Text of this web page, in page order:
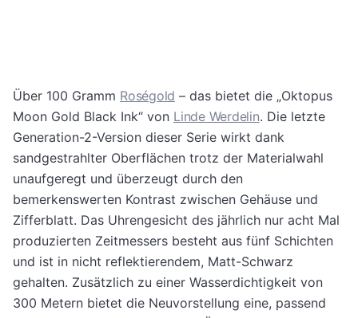
Über 100 Gramm Roségold – das bietet die „Oktopus
Moon Gold Black Ink“ von Linde Werdelin. Die letzte
Generation-2-Version dieser Serie wirkt dank
sandgestrahlter Oberflächen trotz der Materialwahl
unaufgeregt und überzeugt durch den
bemerkenswerten Kontrast zwischen Gehäuse und
Zifferblatt. Das Uhrengesicht des jährlich nur acht Mal
produzierten Zeitmessers besteht aus fünf Schichten
und ist in nicht reflektierendem, Matt-Schwarz
gehalten. Zusätzlich zu einer Wasserdichtigkeit von
300 Metern bietet die Neuvorstellung eine, passend